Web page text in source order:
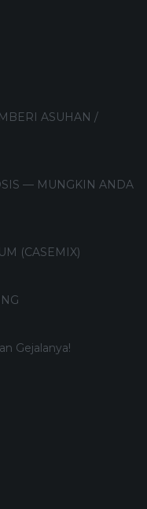
ASUHAN /
— MUNGKIN ANDA
(CASEMIX)
Gejalanya!